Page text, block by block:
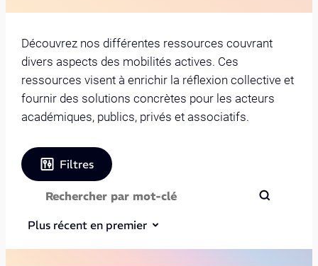
Découvrez nos différentes ressources couvrant
divers aspects des mobilités actives. Ces
ressources visent à enrichir la réflexion collective et
fournir des solutions concrètes pour les acteurs
académiques, publics, privés et associatifs.
Filtres
Plus récent en premier